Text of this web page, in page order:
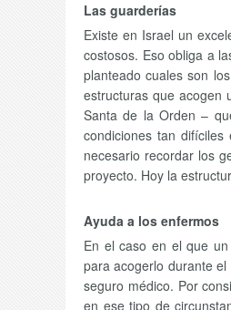
Las guarderías
Existe en Israel un
costosos. Eso obliga a
planteado cuales son
estructuras que acogen
Santa de la Orden –
condiciones tan
necesario recordar los
proyecto. Hoy la
Ayuda a los enfermos
En el caso en el que
para acogerlo durante
seguro médico. Por
en ese tipo de